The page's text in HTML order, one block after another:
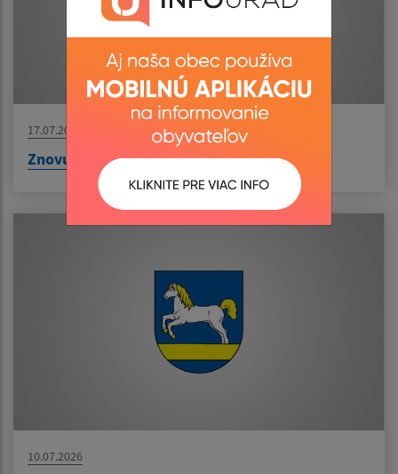
17.07.2026
Znovuotvorenie našej pošty
10.07.2026